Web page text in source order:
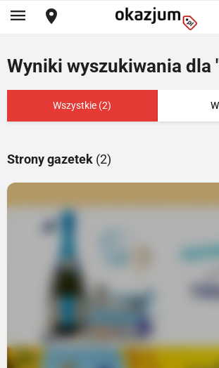
Wyniki wyszukiwania dla
Wszystkie (2)
Strony gazetek (2)